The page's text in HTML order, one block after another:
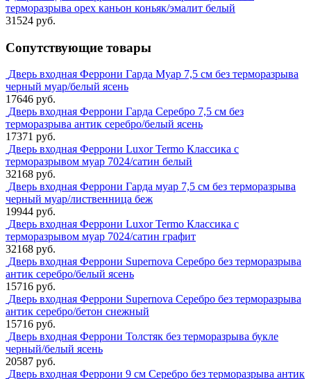
терморазрыва орех каньон коньяк/эмалит белый
31524 руб.
Сопутствующие товары
Дверь входная Феррони Гарда Муар 7,5 см без терморазрыва
черный муар/белый ясень
17646 руб.
Дверь входная Феррони Гарда Серебро 7,5 см без
терморазрыва антик серебро/белый ясень
17371 руб.
Дверь входная Феррони Luxor Termo Классика с
терморазрывом муар 7024/сатин белый
32168 руб.
Дверь входная Феррони Гарда муар 7,5 см без терморазрыва
черный муар/лиственница беж
19944 руб.
Дверь входная Феррони Luxor Termo Классика с
терморазрывом муар 7024/сатин графит
32168 руб.
Дверь входная Феррони Supernova Серебро без терморазрыва
антик серебро/белый ясень
15716 руб.
Дверь входная Феррони Supernova Серебро без терморазрыва
антик серебро/бетон снежный
15716 руб.
Дверь входная Феррони Толстяк без терморазрыва букле
черный/белый ясень
20587 руб.
Дверь входная Феррони 9 см Серебро без терморазрыва антик